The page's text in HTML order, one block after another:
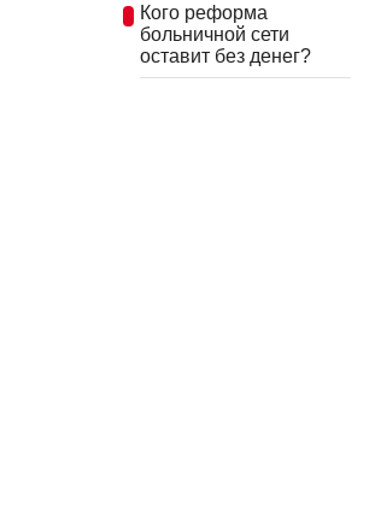
Кого реформа
больничной сети
оставит без денег?